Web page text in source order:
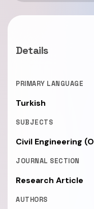
Details
PRIMARY LANGUAGE
Turkish
SUBJECTS
Civil Engineering
JOURNAL SECTION
Research Article
AUTHORS